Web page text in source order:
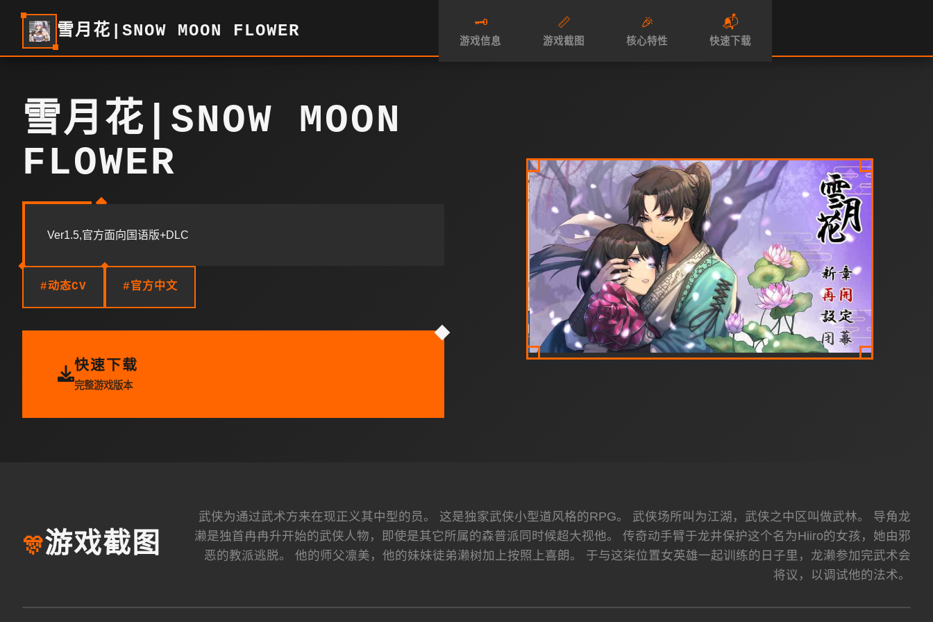
雪月花|SNOW MOON FLOWER 🗝️
游戏信息
📏
游戏截图
🎉
核心特性
📬
快速下载
雪月花|SNOW MOON
FLOWER
Ver1.5,官方面向国语版+DLC
#动态CV #官方中文
快速下载
完整游戏版本
🎊游戏截图
武侠为通过武术方来在现正义其中型的员。 这是独家武侠小型道风格的RPG。 武侠场所叫为江湖，武侠之中区叫做武林。 导角龙
濑是独首冉冉升开始的武侠人物，即使是其它所属的森普派同时候超大视他。 传奇动手臂于龙井保护这个名为Hiiro的女孩，她由邪
恶的教派逃脱。 他的师父凛美，他的妹妹徒弟濑树加上按照上喜朗。 于与这柒位置女英雄一起训练的日子里，龙濑参加完武术会
将议，以调试他的法术。